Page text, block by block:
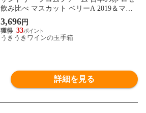
飲み比べ マスカット ベリーA 2019＆マス
カット ベリーA 2021の飲み比べ 2本ワイン
セット
3,696円
33
うきうきワインの玉手箱
詳細を見る